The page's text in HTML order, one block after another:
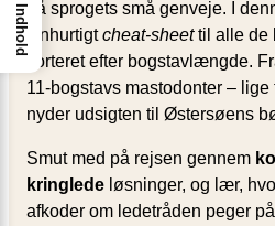
på sprogets små genveje. I
lynhurtigtcheat-sheettil alle de
sorteret efter bogstavlængde.
11-bogstavs mastodonter –
nyder udsigten til Østersøens
Smut med på rejsen gennem
kringlede løsninger, og lær,
afkoder om ledetråden peger
Indhold